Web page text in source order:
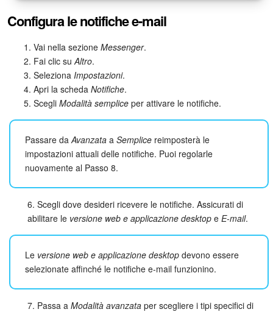
Bitrix24 Market
Siti e store
Online store
Dipendenti
Knowledge base
Firma elettronica
Firma elettronica per HR
Automazione
Flussi di lavoro
Marketing
Configura le notifiche e-mail
Vai nella sezione Messenger.
Fai clic su Altro.
Seleziona Impostazioni.
Apri la scheda Notifiche.
Scegli Modalità semplice per attivare le notifiche.
Passare da Avanzata a Semplice reimposterà le
impostazioni attuali delle notifiche. Puoi regolarle
nuovamente al Passo 8.
6. Scegli dove desideri ricevere le notifiche. Assicurati di
abilitare le versione web e applicazione desktop e E-mail.
Le versione web e applicazione desktop devono essere
selezionate affinché le notifiche e-mail funzionino.
7. Passa a Modalità avanzata per scegliere i tipi specifici di